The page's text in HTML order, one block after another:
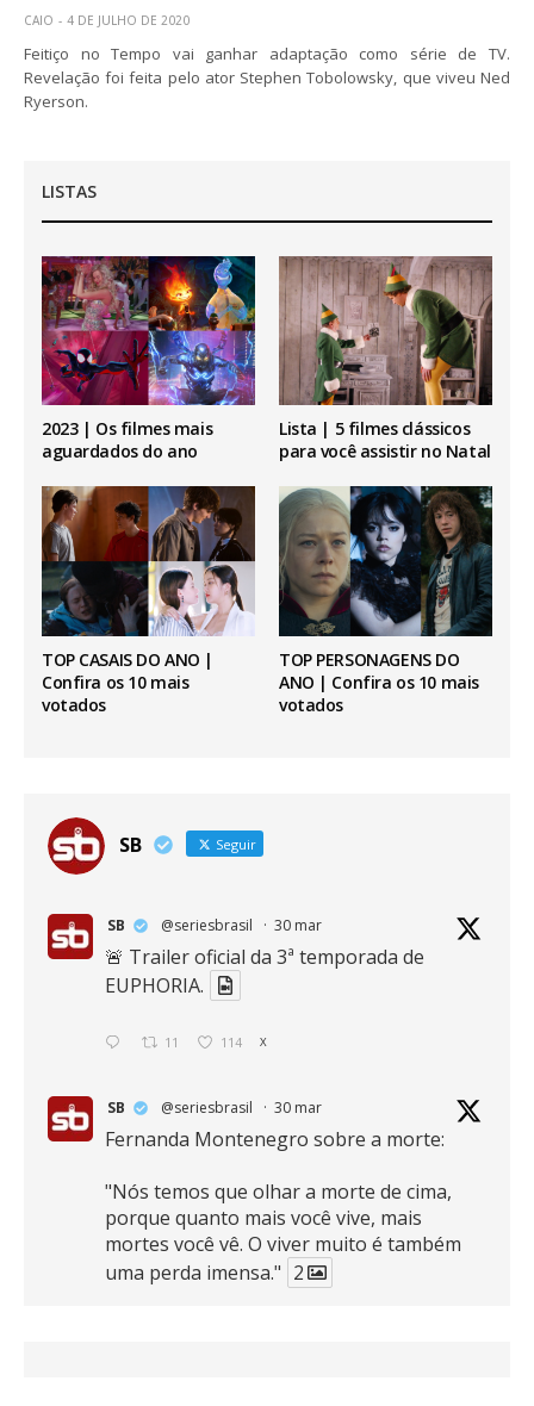
CAIO 4 DE JULHO DE 2020
Feitiço no Tempo vai ganhar adaptação como série de TV.
Revelação foi feita pelo ator Stephen Tobolowsky, que viveu Ned
Ryerson.
LISTAS
2023 | Os filmes mais
aguardados do ano
Lista | 5 filmes clássicos
para você assistir no Natal
TOP CASAIS DO ANO |
Confira os 10 mais
votados
TOP PERSONAGENS DO
ANO | Confira os 10 mais
votados
SB Seguir
SB @seriesbrasil · 30 mar
🚨 Trailer oficial da 3ª temporada de
EUPHORIA.
11 114 X
SB @seriesbrasil · 30 mar
Fernanda Montenegro sobre a morte:
"Nós temos que olhar a morte de cima,
porque quanto mais você vive, mais
mortes você vê. O viver muito é também
uma perda imensa." 2